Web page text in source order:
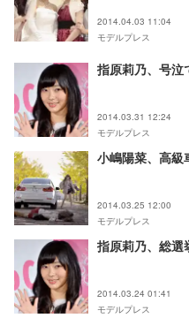
2014.04.03 11:04
モデルプレス
指原莉乃、号泣
2014.03.31 12:24
モデルプレス
小嶋陽菜、高級
2014.03.25 12:00
モデルプレス
指原莉乃、総
2014.03.24 01:41
モデルプレス